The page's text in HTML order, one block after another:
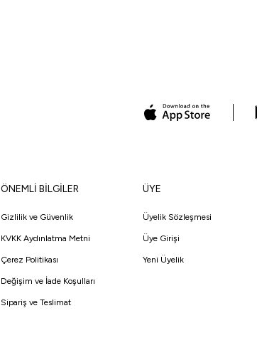
ÖNEMLİ BİLGİLER
Gizlilik ve Güvenlik
KVKK Aydınlatma Metni
Çerez Politikası
Değişim ve İade Koşulları
Sipariş ve Teslimat
ÜYE
Üyelik Sözleşmesi
Üye Girişi
Yeni Üyelik